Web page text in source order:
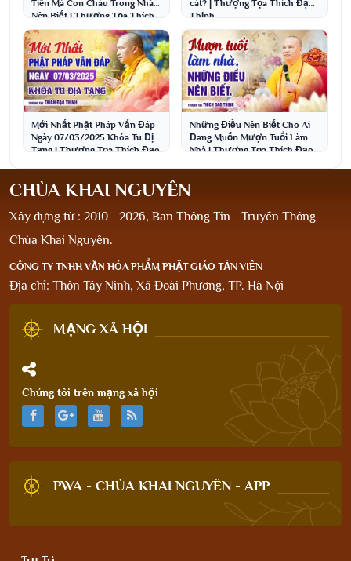
Tiên Mà Con Cháu Trong Nhà
Nên Biết | Thượng Tọa Thích
Đạo Thịnh
cát? | Thượng Tọa Thích Đạo
Thịnh
Mới Nhất Phật Pháp Vấn Đáp
Ngày 07/03/2025 Khóa Tu Địa
Tạng | Thượng Tọa Thích Đạo
Những Điều Nên Biết Cho Ai
Đang Muốn Mượn Tuổi Làm
Nhà | Thượng Tọa Thích Đạo
CHÙA KHAI NGUYÊN
Xây dựng từ : 2010 - 2026, Ban Thông Tin - Truyền Thông
Chùa Khai Nguyên.
CÔNG TY TNHH VĂN HÓA PHẨM PHẬT GIÁO TẢN VIÊN
Địa chỉ: Thôn Tây Ninh, Xã Đoài Phương, TP. Hà Nội
MẠNG XÃ HỘI
Chúng tôi trên mạng xã hội
PWA - CHÙA KHAI NGUYÊN - APP